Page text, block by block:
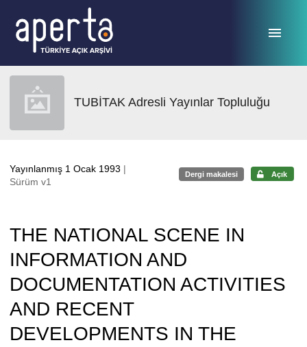
TUBİTAK Adresli Yayınlar Topluluğu
Yayınlanmış 1 Ocak 1993 |
Sürüm v1
Dergi makalesi Açık
THE NATIONAL SCENE IN
INFORMATION AND
DOCUMENTATION ACTIVITIES
AND RECENT
DEVELOPMENTS IN THE